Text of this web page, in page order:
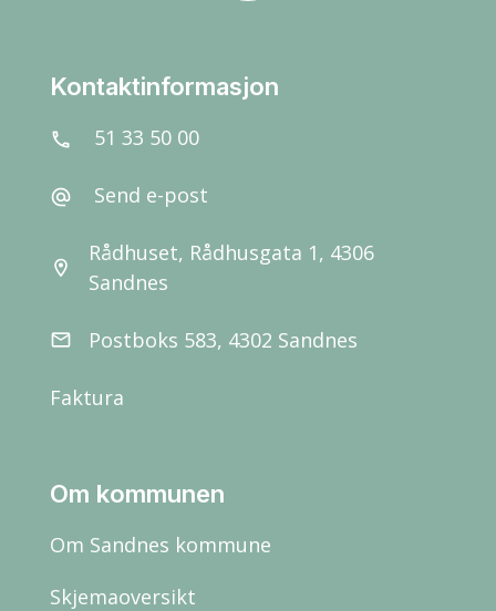
Kontaktinformasjon
call 51 33 50 00
alternate_email Send e-post
location_on
Rådhuset, Rådhusgata 1, 4306
Sandnes
email Postboks 583, 4302 Sandnes
Faktura
Om kommunen
Om Sandnes kommune
Skjemaoversikt